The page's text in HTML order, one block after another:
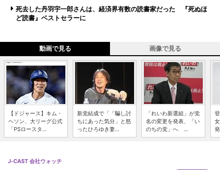
死去した丹羽宇一郎さんは、経済界有数の読書家だった 『死ぬほ
ど読書』ベストセラーに
動画で見る 画像で見る
【ドジャース】キム・
ヘソン、大リーグ公式
「PSロースタ...
新党結成で「「騙し討
ちにあった気分」と怒
ったひろゆき妻...
「れいわ新選組」が党
名の変更を発表、「い
のちの党」へ ...
J-CAST 会社ウォッチ